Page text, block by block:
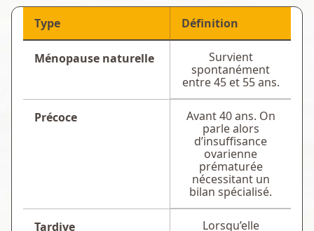
Type Définition
Ménopause naturelle
Survient
spontanément
entre 45 et 55 ans.
Précoce
Avant 40 ans. On
parle alors
d’insuffisance
ovarienne
prématurée
nécessitant un
bilan spécialisé.
Tardive
Lorsqu’elle